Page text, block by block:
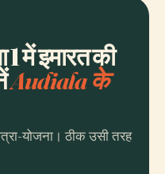
में इमारत की
Audiala के
योजना। ठीक उसी तरह